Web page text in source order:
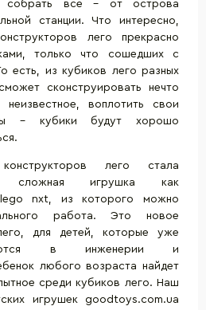
собрать все - от острова
станции. Что интересно,
лего прекрасно
только что сошедших с
есть, из кубиков лего разных
сконструировать нечто
воплотить свои
- кубики будут хорошо
лего стала
сложная игрушка как
lego nxt, из которого можно
работа. Это новое
для детей, которые уже
в инженерии и
любого возраста найдет
среди кубиков лего. Наш
игрушек goodtoys.com.ua